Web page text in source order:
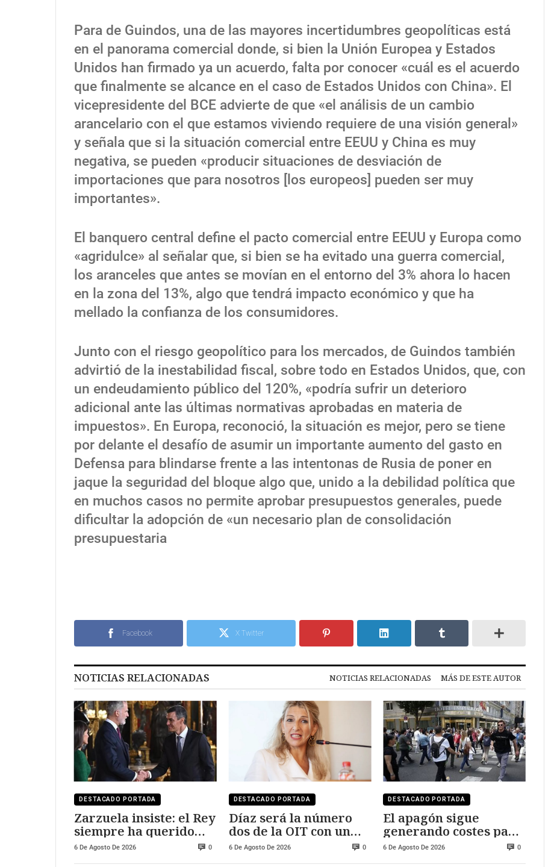
Para de Guindos, una de las mayores incertidumbres geopolíticas está
en el panorama comercial donde, si bien la Unión Europea y Estados
Unidos han firmado ya un acuerdo, falta por conocer «cuál es el acuerdo
que finalmente se alcance en el caso de Estados Unidos con China». El
vicepresidente del BCE advierte de que «el análisis de un cambio
arancelario con el que estamos viviendo requiere de una visión general»
y señala que si la situación comercial entre EEUU y China es muy
negativa, se pueden «producir situaciones de desviación de
importaciones que para nosotros [los europeos] pueden ser muy
importantes».
El banquero central define el pacto comercial entre EEUU y Europa como
«agridulce» al señalar que, si bien se ha evitado una guerra comercial,
los aranceles que antes se movían en el entorno del 3% ahora lo hacen
en la zona del 13%, algo que tendrá impacto económico y que ha
mellado la confianza de los consumidores.
Junto con el riesgo geopolítico para los mercados, de Guindos también
advirtió de la inestabilidad fiscal, sobre todo en Estados Unidos, que, con
un endeudamiento público del 120%, «podría sufrir un deterioro
adicional ante las últimas normativas aprobadas en materia de
impuestos». En Europa, reconoció, la situación es mejor, pero se tiene
por delante el desafío de asumir un importante aumento del gasto en
Defensa para blindarse frente a las intentonas de Rusia de poner en
jaque la seguridad del bloque algo que, unido a la debilidad política que
en muchos casos no permite aprobar presupuestos generales, puede
dificultar la adopción de «un necesario plan de consolidación
presupuestaria
Facebook X Twitter
NOTICIAS RELACIONADAS NOTICIAS RELACIONADAS MÁS DE ESTE AUTOR
DESTACADO PORTADA
Zarzuela insiste: el Rey
siempre ha querido
visitar Ceuta y Melilla
6 De Agosto De 2026 0
DESTACADO PORTADA
Díaz será la número
dos de la OIT con un
salario cercano a los
6 De Agosto De 2026 0
DESTACADO PORTADA
El apagón sigue
generando costes para
Red Eléctrica de
6 De Agosto De 2026 0